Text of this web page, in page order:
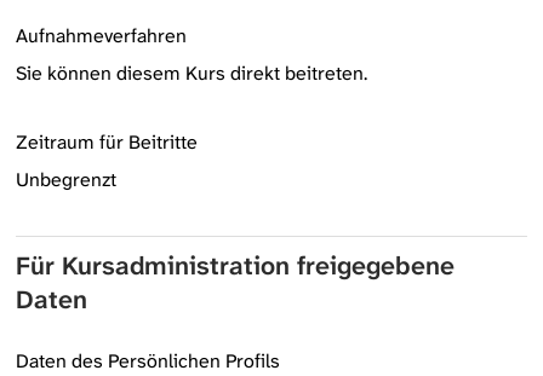
Aufnahmeverfahren
Sie können diesem Kurs direkt beitreten.
Zeitraum für Beitritte
Unbegrenzt
Für Kursadministration freigegebene
Daten
Daten des Persönlichen Profils